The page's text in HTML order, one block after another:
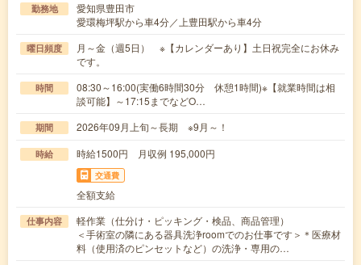
勤務地
愛知県豊田市
愛環梅坪駅から車4分／上豊田駅から車4分
曜日頻度
月～金（週5日） ※【カレンダーあり】土日祝完全にお休み
です。
時間
08:30～16:00(実働6時間30分 休憩1時間)※【就業時間は相
談可能】～17:15までなどO…
期間 2026年09月上旬～長期 ※9月～！
時給 時給1500円 月収例 195,000円
交通費
全額支給
仕事内容
軽作業（仕分け・ピッキング・検品、商品管理）
＜手術室の隣にある器具洗浄roomでのお仕事です＞＊医療材
料（使用済のピンセットなど）の洗浄・専用の…